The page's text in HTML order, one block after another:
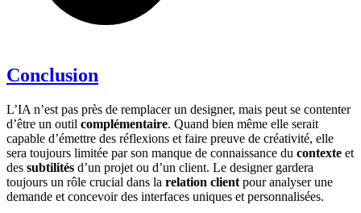
Conclusion
L’IA n’est pas près de remplacer un designer, mais peut se contenter
d’être un outil complémentaire. Quand bien même elle serait
capable d’émettre des réflexions et faire preuve de créativité, elle
sera toujours limitée par son manque de connaissance du contexte et
des subtilités d’un projet ou d’un client. Le designer gardera
toujours un rôle crucial dans la relation client pour analyser une
demande et concevoir des interfaces uniques et personnalisées.